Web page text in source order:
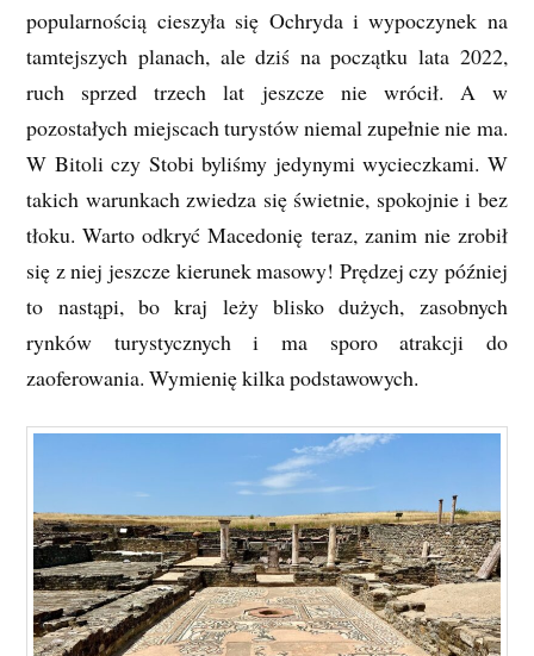
popularnością cieszyła się Ochryda i wypoczynek na
tamtejszych planach, ale dziś na początku lata 2022,
ruch sprzed trzech lat jeszcze nie wrócił. A w
pozostałych miejscach turystów niemal zupełnie nie ma.
W Bitoli czy Stobi byliśmy jedynymi wycieczkami. W
takich warunkach zwiedza się świetnie, spokojnie i bez
tłoku. Warto odkryć Macedonię teraz, zanim nie zrobił
się z niej jeszcze kierunek masowy! Prędzej czy później
to nastąpi, bo kraj leży blisko dużych, zasobnych
rynków turystycznych i ma sporo atrakcji do
zaoferowania. Wymienię kilka podstawowych.